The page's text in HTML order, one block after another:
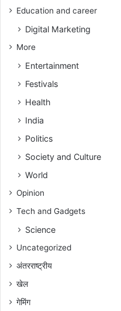
Education and career
Digital Marketing
More
Entertainment
Festivals
Health
India
Politics
Society and Culture
World
Opinion
Tech and Gadgets
Science
Uncategorized
अंतरराष्ट्रीय
खेल
गेमिंग